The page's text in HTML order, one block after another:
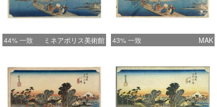
44% 一致 ミネアポリス美術館 43% 一致 MAK